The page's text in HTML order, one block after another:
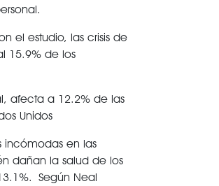
el estudio, las crisis de
15.9% de los
afecta a 12.2% de las
Unidos
incómodas en las
dañan la salud de los
Según Neal